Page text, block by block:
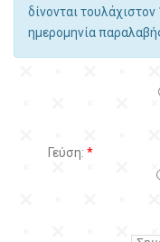
δίνονται
ημερομηνία
Γεύση: *